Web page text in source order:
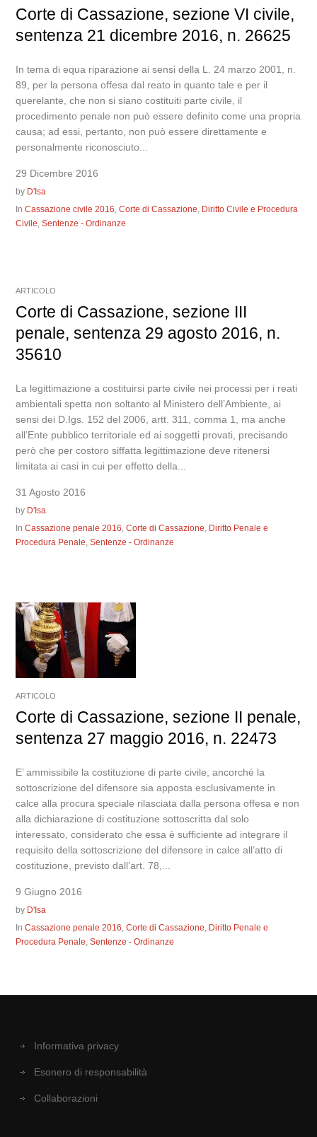
Corte di Cassazione, sezione VI civile,
sentenza 21 dicembre 2016, n. 26625
In tema di equa riparazione ai sensi della L. 24 marzo 2001, n.
89, per la persona offesa dal reato in quanto tale e per il
querelante, che non si siano costituiti parte civile, il
procedimento penale non può essere definito come una propria
causa; ad essi, pertanto, non può essere direttamente e
personalmente riconosciuto...
29 Dicembre 2016
by D'Isa
InCassazione civile 2016,Corte di Cassazione, Diritto Civile e Procedura
Civile,Sentenze - Ordinanze
ARTICOLO
Corte di Cassazione, sezione III
penale, sentenza 29 agosto 2016, n.
35610
La legittimazione a costituirsi parte civile nei processi per i reati
ambientali spetta non soltanto al Ministero dell’Ambiente, ai
sensi dei D.Igs. 152 del 2006, artt. 311, comma 1, ma anche
all’Ente pubblico territoriale ed ai soggetti provati, precisando
però che per costoro siffatta legittimazione deve ritenersi
limitata ai casi in cui per effetto della...
31 Agosto 2016
by D'Isa
InCassazione penale 2016,Corte di Cassazione, Diritto Penale e
Procedura Penale,Sentenze - Ordinanze
ARTICOLO
Corte di Cassazione, sezione II penale,
sentenza 27 maggio 2016, n. 22473
E’ ammissibile la costituzione di parte civile, ancorché la
sottoscrizione del difensore sia apposta esclusivamente in
calce alla procura speciale rilasciata dalla persona offesa e non
alla dichiarazione di costituzione sottoscritta dal solo
interessato, considerato che essa è sufficiente ad integrare il
requisito della sottoscrizione del difensore in calce all’atto di
costituzione, previsto dall’art. 78,...
9 Giugno 2016
by D'Isa
InCassazione penale 2016,Corte di Cassazione, Diritto Penale e
Procedura Penale,Sentenze - Ordinanze
Informativa privacy
Esonero di responsabilità
Collaborazioni